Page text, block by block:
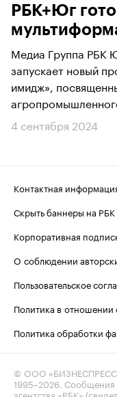
РБК+Юг
Медиа Группа РБК
запускает новый
имидж»,
4 сентября 2024
Контактная
Скрыть баннеры на РБК
Корпоративная
О соблюдении
Пользовательское
Политика в отношении
Политика обработки
© ООО
1995–2026.
агентства «РБК»